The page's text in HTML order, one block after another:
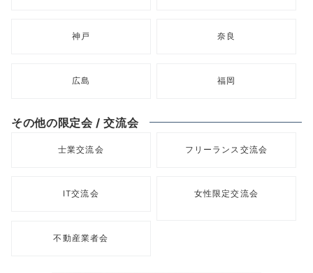
神戸 奈良
広島 福岡
その他の限定会 / 交流会
士業交流会 フリーランス交流会
IT交流会 女性限定交流会
不動産業者会